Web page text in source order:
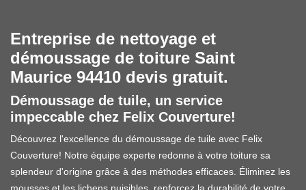
Entreprise de nettoyage et
démoussage de toiture Saint
Maurice 94410 devis gratuit.
Démoussage de tuile, un service
impeccable chez Felix Couverture!
Découvrez l'excellence du démoussage de tuile avec Felix
Couverture! Notre équipe experte redonne à votre toiture sa
splendeur d'origine grâce à des méthodes efficaces. Éliminez les